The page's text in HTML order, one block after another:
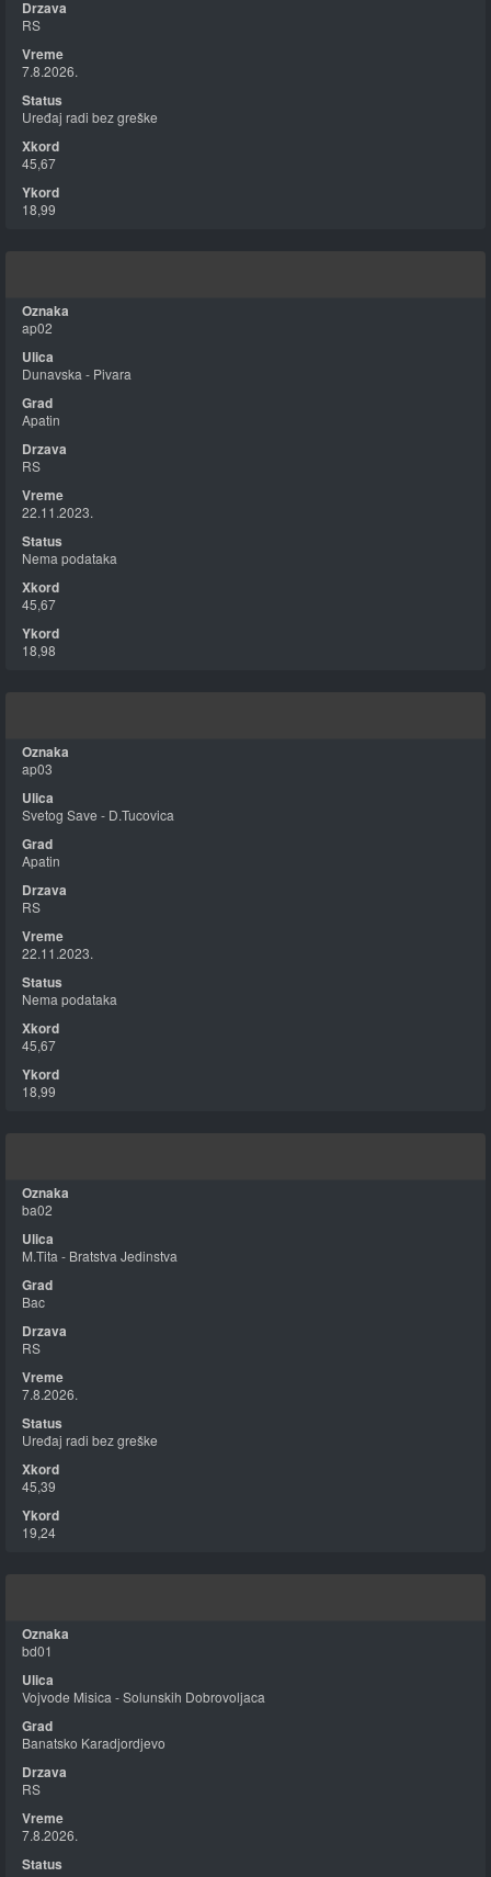
RS
7.8.2026.
Uređaj radi bez greške
45,67
18,99
ap02
Dunavska - Pivara
Apatin
RS
22.11.2023.
Nema podataka
45,67
18,98
ap03
Svetog Save - D.Tucovica
Apatin
RS
22.11.2023.
Nema podataka
45,67
18,99
ba02
M.Tita - Bratstva Jedinstva
Bac
RS
7.8.2026.
Uređaj radi bez greške
45,39
19,24
bd01
Vojvode Misica - Solunskih Dobrovoljaca
Banatsko Karadjordjevo
RS
7.8.2026.